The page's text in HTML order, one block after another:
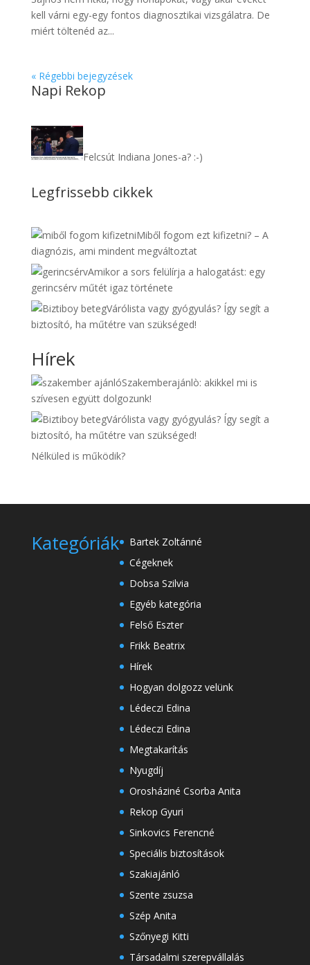
kell várni egy-egy fontos diagnosztikai vizsgálatra. De
miért töltenéd az...
« Régebbi bejegyzések
Napi Rekop
Felcsút Indiana Jones-a? :-)
Legfrissebb cikkek
Miből fogom ezt kifizetni? – A
diagnózis, ami mindent megváltoztat
Amikor a sors felülírja a halogatást: egy
gerincsérv műtét igaz története
Várólista vagy gyógyulás? Így segít a
biztosító, ha műtétre van szükséged!
Hírek
Szakemberajánlò: akikkel mi is
szívesen együtt dolgozunk!
Várólista vagy gyógyulás? Így segít a
biztosító, ha műtétre van szükséged!
Nélküled is működik?
Kategóriák
Bartek Zoltánné
Cégeknek
Dobsa Szilvia
Egyéb kategória
Felső Eszter
Frikk Beatrix
Hírek
Hogyan dolgozz velünk
Lédeczi Edina
Lédeczi Edina
Megtakarítás
Nyugdíj
Orosháziné Csorba Anita
Rekop Gyuri
Sinkovics Ferencné
Speciális biztosítások
Szakiajánló
Szente zsuzsa
Szép Anita
Szőnyegi Kitti
Társadalmi szerepvállalás